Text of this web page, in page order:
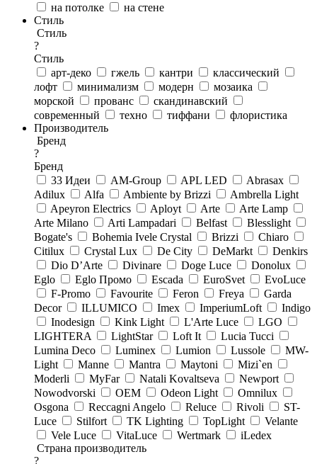
на потолке
на стене
Стиль
Стиль
?
Стиль
арт-деко
гжель кантри
классический
лофт
минимализм модерн
мозаика
морской
прованс
скандинавский
современный
техно тиффани
флористика
Производитель
Бренд
?
Бренд
33 Идеи
AM-Group APL LED
Abrasax
Adilux
Alfa Ambiente by Brizzi
Ambrella Light
Apeyron Electrics
Aployt Arte
Arte Lamp
Arte Milano
Arti Lampadari Belfast
Blesslight
Bogate's
Bohemia Ivele Crystal Brizzi
Chiaro
Citilux
Crystal Lux De City DeMarkt
Denkirs
Dio D’Arte
Divinare Doge Luce
Donolux
Eglo
Eglo Промо Escada EuroSvet
EvoLuce
F-Promo
Favourite Feron Freya
Garda
Decor
ILLUMICO Imex ImperiumLoft
Indigo
Inodesign
Kink Light L'Arte Luce
LGO
LIGHTERA
LightStar Loft It
Lucia Tucci
Lumina Deco
Luminex Lumion Lussole
MW-
Light
Manne Mantra Maytoni
Mizi`en
Moderli
MyFar Natali Kovaltseva
Newport
Nowodvorski
OEM Odeon Light
Omnilux
Osgona
Reccagni Angelo Reluce Rivoli
ST-
Luce
Stilfort TK Lighting TopLight
Velante
Vele Luce
VitaLuce Wertmark
iLedex
Страна производитель
?